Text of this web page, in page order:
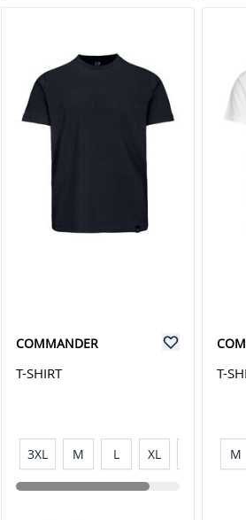
COMMANDER
T-SHIRT
3XL M L XL
T-
M